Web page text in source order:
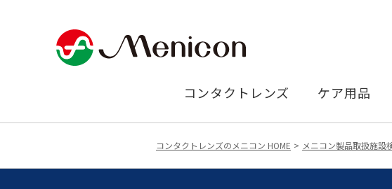
コンタクトレンズ ケア用品
コンタクトレンズのメニコン HOME メニコン製品取扱施設